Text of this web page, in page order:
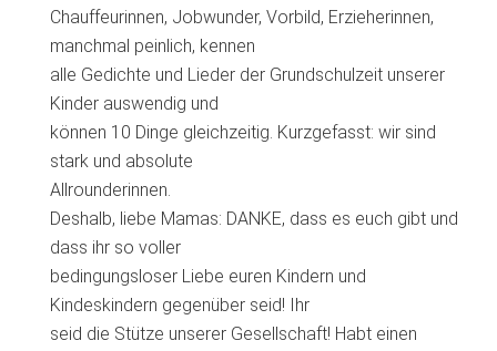
Chauffeurinnen, Jobwunder, Vorbild, Erzieherinnen,
manchmal peinlich, kennen
alle Gedichte und Lieder der Grundschulzeit unserer
Kinder auswendig und
können 10 Dinge gleichzeitig. Kurzgefasst: wir sind
stark und absolute
Allrounderinnen.
Deshalb, liebe Mamas: DANKE, dass es euch gibt und
dass ihr so voller
bedingungsloser Liebe euren Kindern und
Kindeskindern gegenüber seid! Ihr
seid die Stütze unserer Gesellschaft! Habt einen